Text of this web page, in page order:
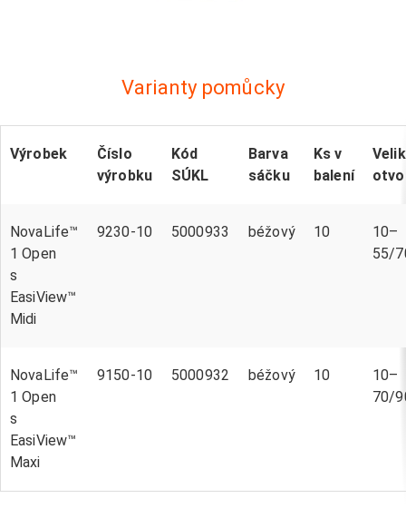
Varianty pomůcky
Výrobek
Číslo
výrobku
Kód
SÚKL
Barva
sáčku
Ks v
balení
NovaLife™
1 Open
s
EasiView™
Midi
9230-10 5000933 béžový 10
10–
55/
NovaLife™
1 Open
s
EasiView™
Maxi
9150-10 5000932 béžový 10
10–
70/